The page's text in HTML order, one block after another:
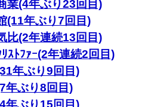
業(4年ぶり23回目)
(11年ぶり7回目)
比(2年連続13回目)
ｽﾄﾌｧｰ(2年連続2回目)
年ぶり9回目)
年ぶり8回目)